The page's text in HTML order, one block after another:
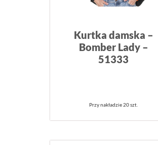
Kurtka damska –
Bomber Lady –
51333
Przy nakładzie 20 szt.